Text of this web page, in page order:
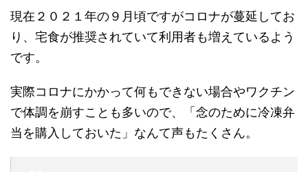
現在２０２１年の９月頃ですがコロナが蔓延してお
り、宅食が推奨されていて利用者も増えているよう
です。
実際コロナにかかって何もできない場合やワクチン
で体調を崩すことも多いので、「念のために冷凍弁
当を購入しておいた」なんて声もたくさん。